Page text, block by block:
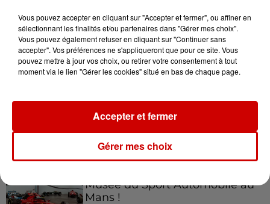
Jeux Voir plus
Festival du Roi Arthur 2026 !
Musée du Sport Automobile au
Mans !
Vous pouvez accepter en cliquant sur "Accepter et fermer", ou affiner en
sélectionnant les finalités et/ou partenaires dans "Gérer mes choix".
Vous pouvez également refuser en cliquant sur "Continuer sans
accepter". Vos préférences ne s'appliqueront que pour ce site. Vous
pouvez mettre à jour vos choix, ou retirer votre consentement à tout
moment via le lien "Gérer les cookies" situé en bas de chaque page.
Gérer mes choix
Accepter et fermer